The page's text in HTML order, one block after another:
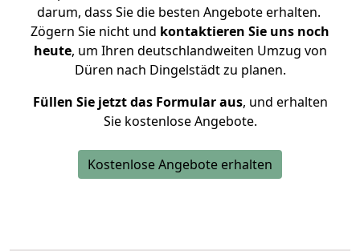
darum, dass Sie die besten Angebote erhalten.
Zögern Sie nicht und kontaktieren Sie uns noch
heute, um Ihren deutschlandweiten Umzug von
Düren nach Dingelstädt zu planen.
Füllen Sie jetzt das Formular aus, und erhalten
Sie kostenlose Angebote.
Kostenlose Angebote erhalten